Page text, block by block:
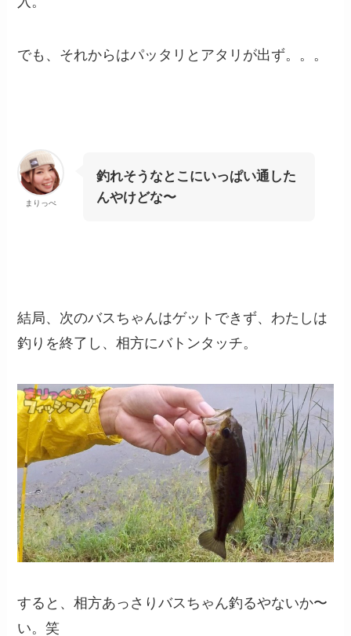
でも、それからはパッタリとアタリが出ず。。。
まりっぺ
釣れそうなとこにいっぱい通した
んやけどな〜
結局、次のバスちゃんはゲットできず、わたしは
釣りを終了し、相方にバトンタッチ。
すると、相方あっさりバスちゃん釣るやないか〜
い。笑